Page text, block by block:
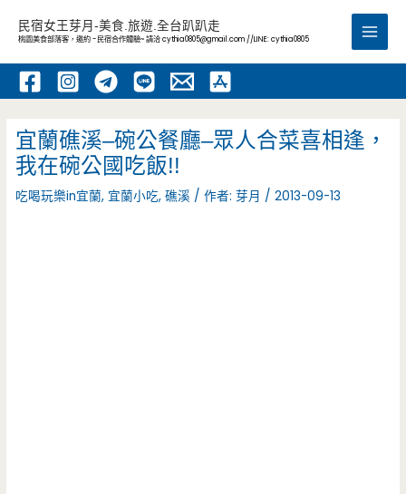
內
民宿女王芽月-美食.旅遊.全台趴趴走
桃園美食部落客，邀約 -民宿合作體驗~ 請洽cythia0805@gmail.com //LINE: cythia0805
Main
宜蘭礁溪–碗公餐廳–眾人合菜喜相逢，
我在碗公國吃飯!!
吃喝玩樂in宜蘭, 宜蘭小吃,礁溪 / 作者:芽月 /2013-09-13